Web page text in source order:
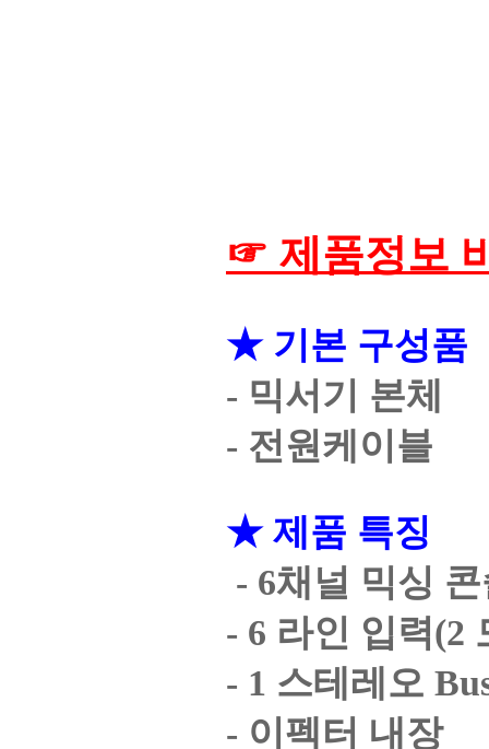
☞ 제품정보
★ 기본 구성품
- 믹서기 본체
- 전원케이블
★ 제품 특징
- 6채널 믹싱
- 6 라인 입력(2
- 1 스테레오
- 이펙터 내장